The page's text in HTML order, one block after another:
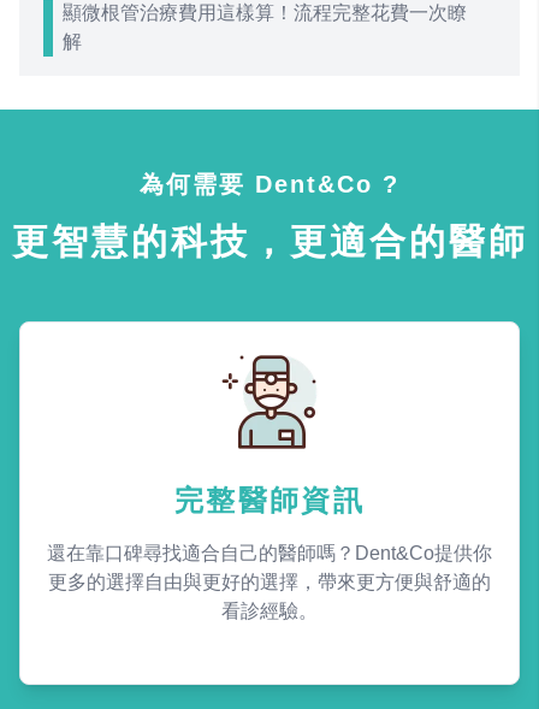
顯微根管治療費用這樣算！流程完整花費一次瞭
解
為何需要 Dent&Co ?
更智慧的科技，更適合的醫師
完整醫師資訊
還在靠口碑尋找適合自己的醫師嗎？Dent&Co提供你
更多的選擇自由與更好的選擇，帶來更方便與舒適的
看診經驗。